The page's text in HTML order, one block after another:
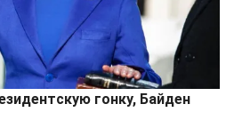
гонку, Байден